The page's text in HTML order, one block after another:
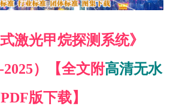
激光甲烷探测系统》
2025）【全文附高清无水
PDF版下载】